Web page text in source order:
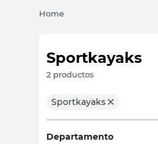
Home
Sportkayaks
2 productos
Sportkayaks
Departamento
sillas